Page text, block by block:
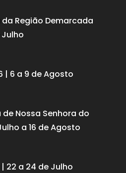
Região Demarcada
| 6 a 9 de Agosto
de Nossa Senhora do
a 16 de Agosto
22 a 24 de Julho